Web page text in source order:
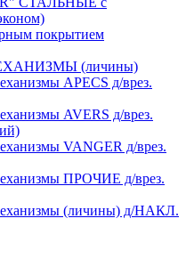
покрытием
(личины)
APECS д/врез.
AVERS д/врез.
VANGER д/врез.
ПРОЧИЕ д/врез.
(личины) д/НАКЛ.